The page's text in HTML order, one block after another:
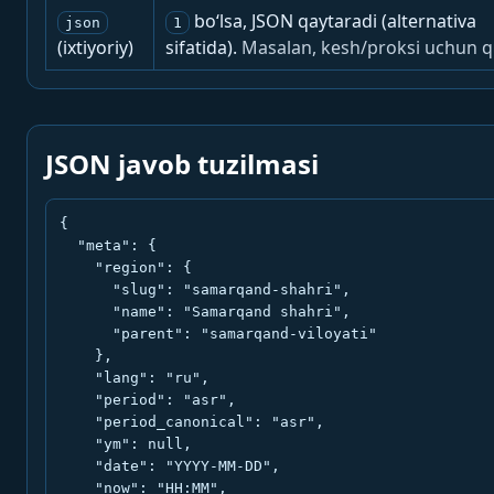
json
(ixtiyoriy)
1
bo‘lsa, JSON qaytaradi (alternativa
sifatida). Masalan, kesh/proksi uchun
JSON javob tuzilmasi
{
  "meta": {
    "region": {
      "slug": "samarqand-shahri",
      "name": "Samarqand shahri",
      "parent": "samarqand-viloyati"
    },
    "lang": "ru",
    "period": "asr",
    "period_canonical": "asr",
    "ym": null,
    "date": "YYYY-MM-DD",
    "now": "HH:MM",